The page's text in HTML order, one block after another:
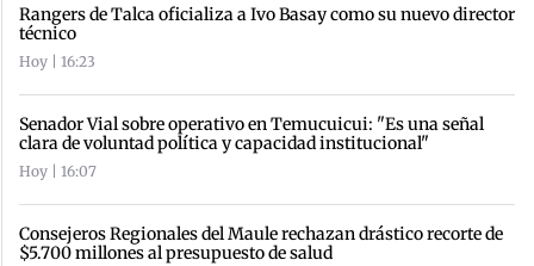
Rangers de Talca oficializa a Ivo Basay como su nuevo director
técnico
Hoy | 16:23
Senador Vial sobre operativo en Temucuicui: "Es una señal
clara de voluntad política y capacidad institucional"
Hoy | 16:07
Consejeros Regionales del Maule rechazan drástico recorte de
$5.700 millones al presupuesto de salud